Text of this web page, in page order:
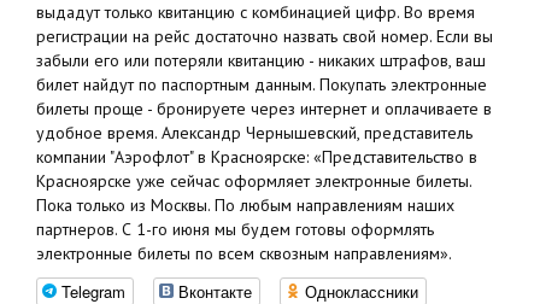
выдадут только квитанцию с комбинацией цифр. Во время
регистрации на рейс достаточно назвать свой номер. Если вы
забыли его или потеряли квитанцию - никаких штрафов, ваш
билет найдут по паспортным данным. Покупать электронные
билеты проще - бронируете через интернет и оплачиваете в
удобное время. Александр Чернышевский, представитель
компании "Аэрофлот" в Красноярске: «Представительство в
Красноярске уже сейчас оформляет электронные билеты.
Пока только из Москвы. По любым направлениям наших
партнеров. С 1-го июня мы будем готовы оформлять
электронные билеты по всем сквозным направлениям».
Telegram Вконтакте Одноклассники